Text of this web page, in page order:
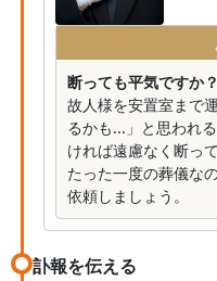
断っても平気ですか？
故人様を安置室まで
るかも...」と思われ
ければ遠慮なく断っ
たった一度の葬儀な
依頼しましょう。
訃報を伝える